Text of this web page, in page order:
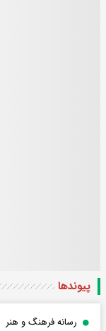
پیوندها
رسانه فرهنگ و هنر